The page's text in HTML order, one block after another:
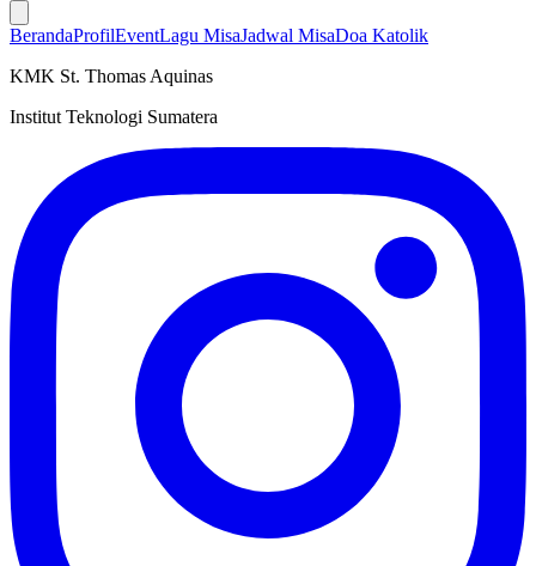
BerandaProfilEventLagu MisaJadwal MisaDoa Katolik
KMK St. Thomas Aquinas
Institut Teknologi Sumatera